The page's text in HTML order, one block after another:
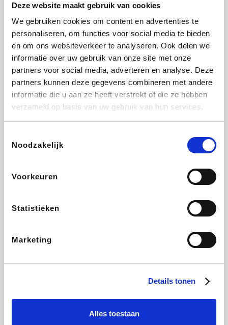
Deze website maakt gebruik van cookies
We gebruiken cookies om content en advertenties te
personaliseren, om functies voor social media te bieden
en om ons websiteverkeer te analyseren. Ook delen we
informatie over uw gebruik van onze site met onze
partners voor social media, adverteren en analyse. Deze
partners kunnen deze gegevens combineren met andere
informatie die u aan ze heeft verstrekt of die ze hebben
verzameld op basis van uw gebruik van hun services.
Noodzakelijk
Voorkeuren
Statistieken
Marketing
Details tonen
Alles toestaan
Weekendesk Sarenza Schiesser Interhome
Lufthansa
CheapTickets.be DeubaXXL